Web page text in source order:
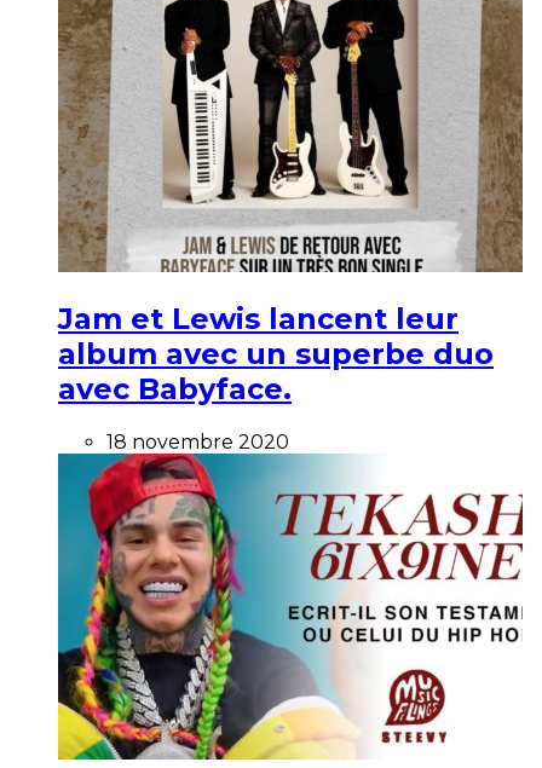
Jam et Lewis lancent leur
album avec un superbe duo
avec Babyface.
18 novembre 2020